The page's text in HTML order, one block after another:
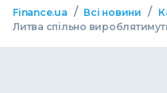
Finance.ua / Всі новини /
Литва спільно